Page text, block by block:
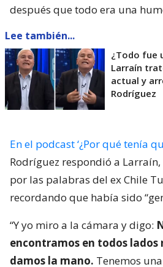
después que todo era una
Lee también...
¿Todo fue
Larraín
actual y
Rodríguez
En el podcast ‘¿Por qué tenía
Rodríguez respondió a
por las palabras del ex Chile
recordando que había sido
“Y yo miro a la cámara y digo:
encontramos en todos lados
damos la mano. Tenemos